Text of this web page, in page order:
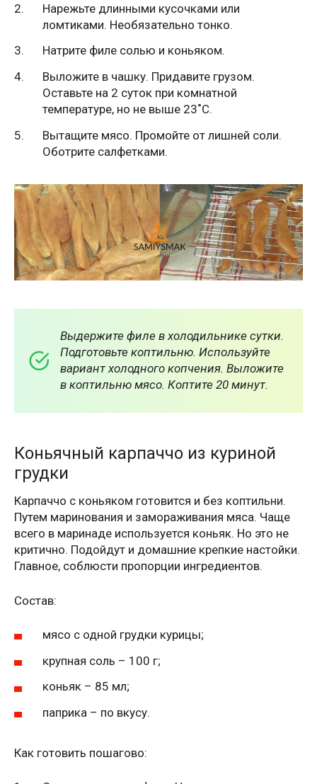
Нарежьте длинными кусочками или
ломтиками. Необязательно тонко.
Натрите филе солью и коньяком.
Выложите в чашку. Придавите грузом.
Оставьте на 2 суток при комнатной
температуре, но не выше 23˚С.
Вытащите мясо. Промойте от лишней соли.
Оботрите салфетками.
Выдержите филе в холодильнике сутки.
Подготовьте коптильню. Используйте
вариант холодного копчения. Выложите
в коптильню мясо. Коптите 20 минут.
Коньячный карпаччо из куриной
грудки
Карпаччо с коньяком готовится и без коптильни.
Путем маринования и замораживания мяса. Чаще
всего в маринаде используется коньяк. Но это не
критично. Подойдут и домашние крепкие настойки.
Главное, соблюсти пропорции ингредиентов.
Состав:
мясо с одной грудки курицы;
крупная соль – 100 г;
коньяк – 85 мл;
паприка – по вкусу.
Как готовить пошагово: